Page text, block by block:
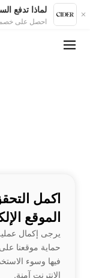
لماذا تدفع
احصل على خصم 15% في التطبيق
اكمل
الموقع
يرجى إكمال
حماية موقعنا
فيها وسوء
الإنترنت آمنة.